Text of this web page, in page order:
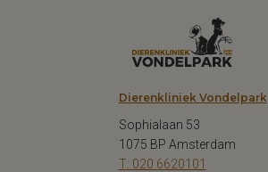
Dierenkliniek Vondelpark
Sophialaan 53
1075 BP Amsterdam
T: 020 6620101